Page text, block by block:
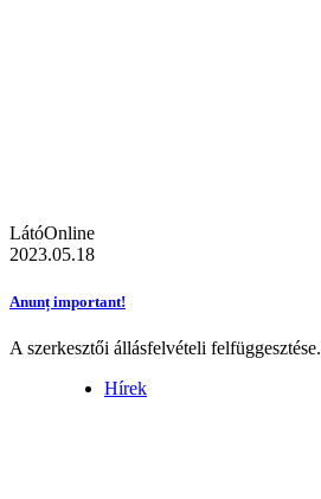
LátóOnline
2023.05.18
Anunț important!
A szerkesztői állásfelvételi felfüggesztése.
Hírek